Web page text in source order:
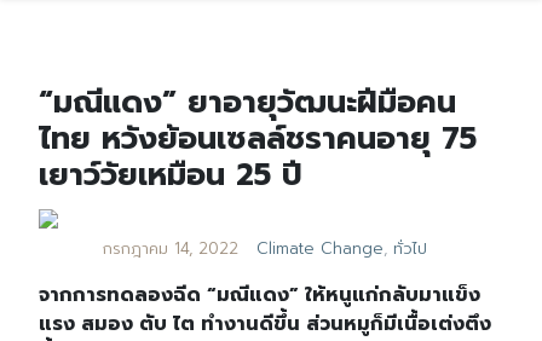
“มณีแดง” ยาอายุวัฒนะฝีมือคน
ไทย หวังย้อนเซลล์ชราคนอายุ 75
เยาว์วัยเหมือน 25 ปี
กรกฎาคม 14, 2022 Climate Change, ทั่วไป
จากการทดลองฉีด “มณีแดง” ให้หนูแก่กลับมาแข็ง
แรง สมอง ตับ ไต ทำงานดีขึ้น ส่วนหมูก็มีเนื้อเต่งตึง